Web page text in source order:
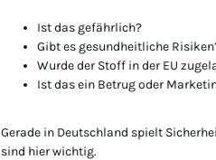
Ist das gefährlich?
Gibt es gesundheitliche
Wurde der Stoff in der EU
Ist das ein Betrug oder
Gerade in Deutschland spielt
sind hier wichtig.